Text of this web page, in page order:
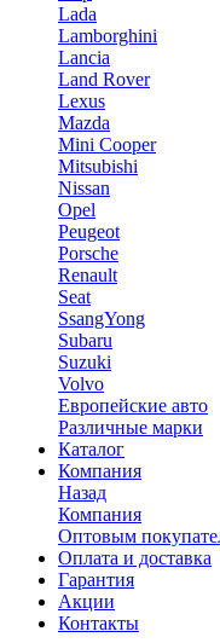
Lada
Lamborghini
Lancia
Land Rover
Lexus
Mazda
Mini Cooper
Mitsubishi
Nissan
Opel
Peugeot
Porsche
Renault
Seat
SsangYong
Subaru
Suzuki
Volvo
Европейские авто
Различные марки
Каталог
Компания
Назад
Компания
Оптовым
Оплата и доставка
Гарантия
Акции
Контакты